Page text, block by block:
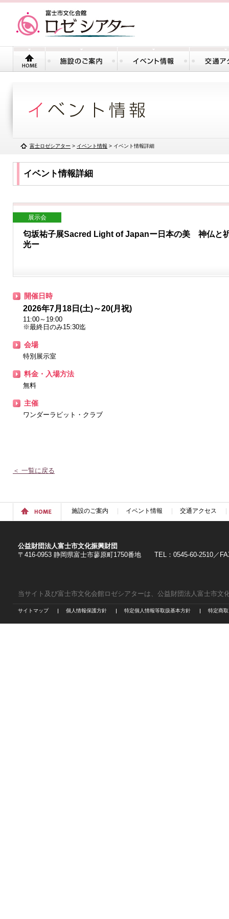
富士ロゼシアター > イベント情報 > イベント情報詳細
イベント情報詳細
展示会
匂坂祐子展Sacred Light of Japanー日本の美 神仏と
光ー
開催日時
2026年7月18日(土)～20(月祝)
11:00～19:00
※最終日のみ15:30迄
会場
特別展示室
料金・入場方法
無料
主催
ワンダーラビット・クラブ
＜ 一覧に戻る
施設のご案内 イベント情報 交通アクセス
公益財団法人富士市文化振興財団
〒416-0953 静岡県富士市蓼原町1750番地 TEL：0545-60-2510／
当サイト及び富士市文化会館ロゼシアターは、公益財団法人富士市文
サイトマップ 個人情報保護方針 特定個人情報等取扱基本方針 特定商